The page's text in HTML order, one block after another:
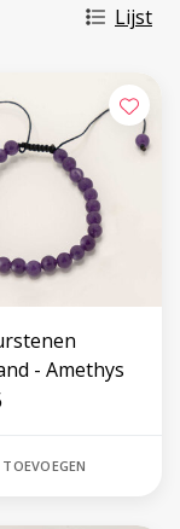
Lijst
- Amethys
TOEVOEGEN